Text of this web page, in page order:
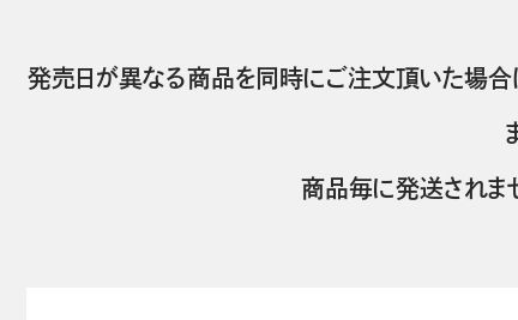
発売日が異なる商品を同時にご注文頂いた場合
商品毎に発送されま